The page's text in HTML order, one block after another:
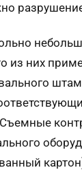
из них